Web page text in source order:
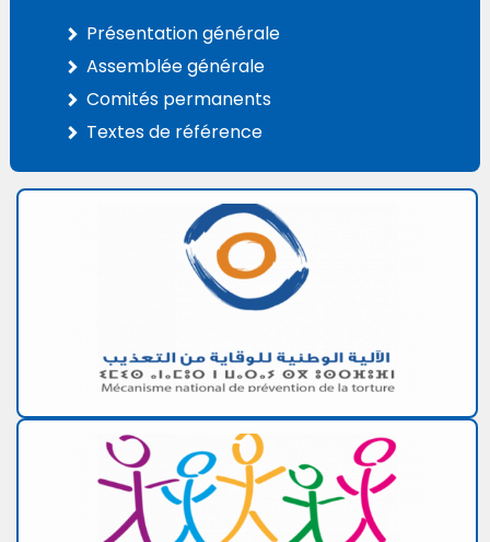
Présentation générale
Assemblée générale
Comités permanents
Textes de référence